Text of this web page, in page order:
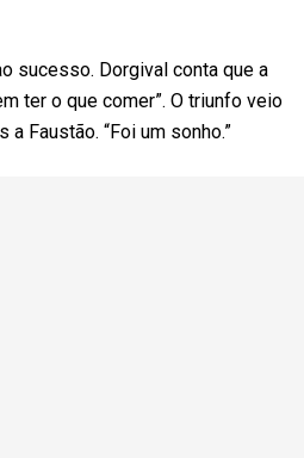
sucesso. Dorgival conta que a
ter o que comer”. O triunfo veio
Faustão. “Foi um sonho.”